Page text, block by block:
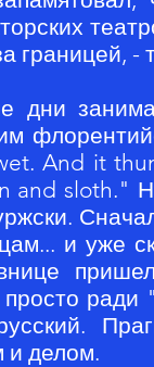
границей, -
дни
And it
and sloth."
и уже
и делом.